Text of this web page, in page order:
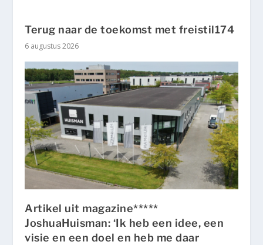
Terug naar de toekomst met freistil174
6 augustus 2026
Artikel uit magazine*****
JoshuaHuisman: ‘Ik heb een idee, een
visie en een doel en heb me daar